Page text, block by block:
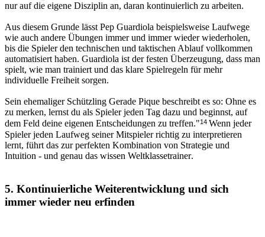
nur auf die eigene Disziplin an, daran kontinuierlich zu arbeiten.
Aus diesem Grunde lässt Pep Guardiola beispielsweise Laufwege
wie auch andere Übungen immer und immer wieder wiederholen,
bis die Spieler den technischen und taktischen Ablauf vollkommen
automatisiert haben. Guardiola ist der festen Überzeugung, dass man
spielt, wie man trainiert und das klare Spielregeln für mehr
individuelle Freiheit sorgen.
Sein ehemaliger Schützling Gerade Pique beschreibt es so: Ohne es
zu merken, lernst du als Spieler jeden Tag dazu und beginnst, auf
dem Feld deine eigenen Entscheidungen zu treffen."14 Wenn jeder
Spieler jeden Laufweg seiner Mitspieler richtig zu interpretieren
lernt, führt das zur perfekten Kombination von Strategie und
Intuition - und genau das wissen Weltklassetrainer.
5. Kontinuierliche Weiterentwicklung und sich
immer wieder neu erfinden